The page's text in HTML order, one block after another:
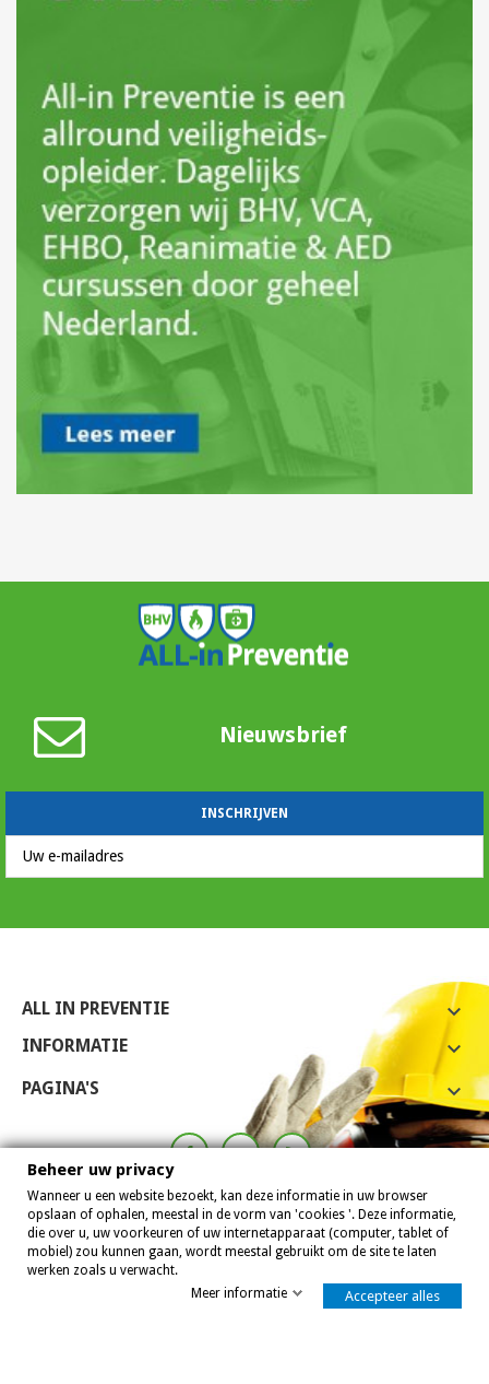
8,0
Nieuwsbrief
ALL IN PREVENTIE 
INFORMATIE 
PAGINA'S 
Allinpreventie 2007 - 2026
Beheer uw privacy
Wanneer u een website bezoekt, kan deze informatie in uw browser
opslaan of ophalen, meestal in de vorm van 'cookies '. Deze informatie,
die over u, uw voorkeuren of uw internetapparaat (computer, tablet of
mobiel) zou kunnen gaan, wordt meestal gebruikt om de site te laten
werken zoals u verwacht.
Meer informatie
Accepteer alles